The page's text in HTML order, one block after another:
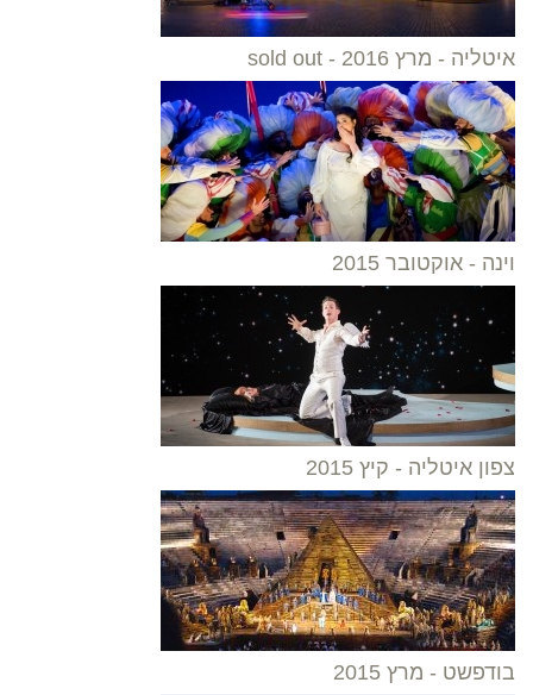
איטליה - מרץ 2016 - sold out
וינה - אוקטובר 2015
צפון איטליה - קיץ 2015
בודפשט - מרץ 2015